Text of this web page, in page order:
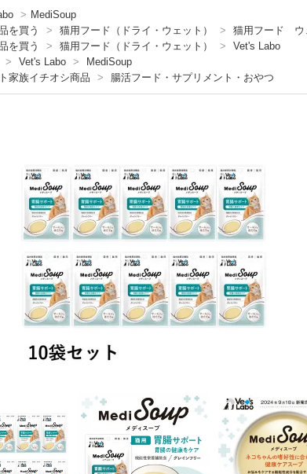
> MediSoup
を買う > 猫用フード（ドライ・ウェット） >
猫用フード ウ
を買う > 猫用フード（ドライ・ウェット） >
Vet's Labo
> Vet's Labo >
MediSoup
家族イチオシ商品 > 腸活フード・サプリメント・おやつ